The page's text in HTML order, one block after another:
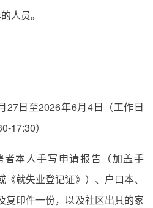
人员。
27日至2026年6月4日（工作日
17:30）
本人手写申请报告（加盖手
就失业登记证》）、户口本、
复印件一份，以及社区出具的家